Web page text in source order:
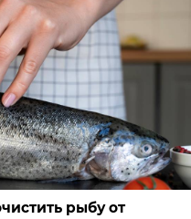
рыбу от